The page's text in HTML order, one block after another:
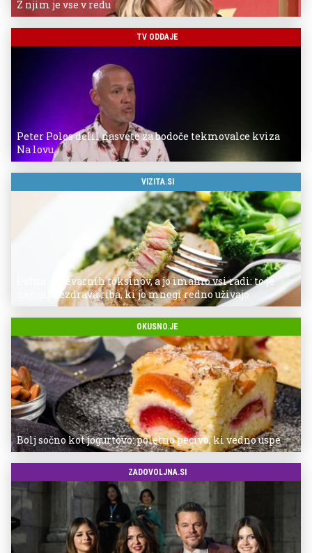
Z njim je vse v redu
TV ODDAJE
Peter Poles delil nasvete za bodoče tekmovalce kviza
Na lovu
VIZITA.SI
Polna je nevarnih toksinov, a jo imamo vsi radi: to je
najbolj nezdrava riba, ki jo mnogi redno uživajo
OKUSNO.JE
Bolj sočno kot jogurtovo: poletno pecivo, ki vedno uspe
ZADOVOLJNA.SI